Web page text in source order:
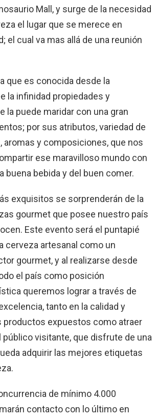
Mall, y surge de la necesidad
el lugar que se merece en
el cual va mas allá de una reunión
que es conocida desde la
la infinidad propiedades y
la puede maridar con una gran
por sus atributos, variedad de
aromas y composiciones, que nos
ese maravilloso mundo con
buena bebida y del buen comer.
exquisitos se sorprenderán de la
gourmet que posee nuestro país
Este evento será el puntapié
cerveza artesanal como un
gourmet, y al realizarse desde
el país como posición
queremos lograr a través de
tanto en la calidad y
productos expuestos como atraer
público visitante, que disfrute de una
adquirir las mejores etiquetas
de mínimo 4.000
contacto con lo último en